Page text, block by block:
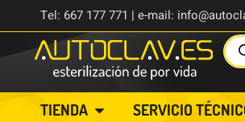
Tel: 667 177 771 | e-mail:
TIENDA SERVICIO